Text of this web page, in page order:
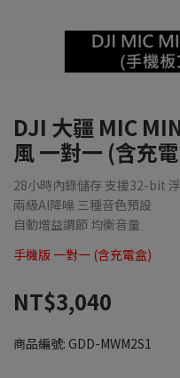
DJI 大疆 MIC
風 一對一 (含充
28小時內錄儲存 支援32-bit
兩級AI降噪 三種音色預設
自動增益調節 均衡音量
手機版 一對一 (含充電盒)
NT$3,040
商品編號: GDD-MWM2S1